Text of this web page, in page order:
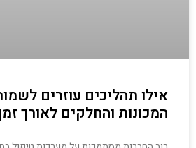
אילו תהליכים עוזרים
המכונות והחלקים לאורך